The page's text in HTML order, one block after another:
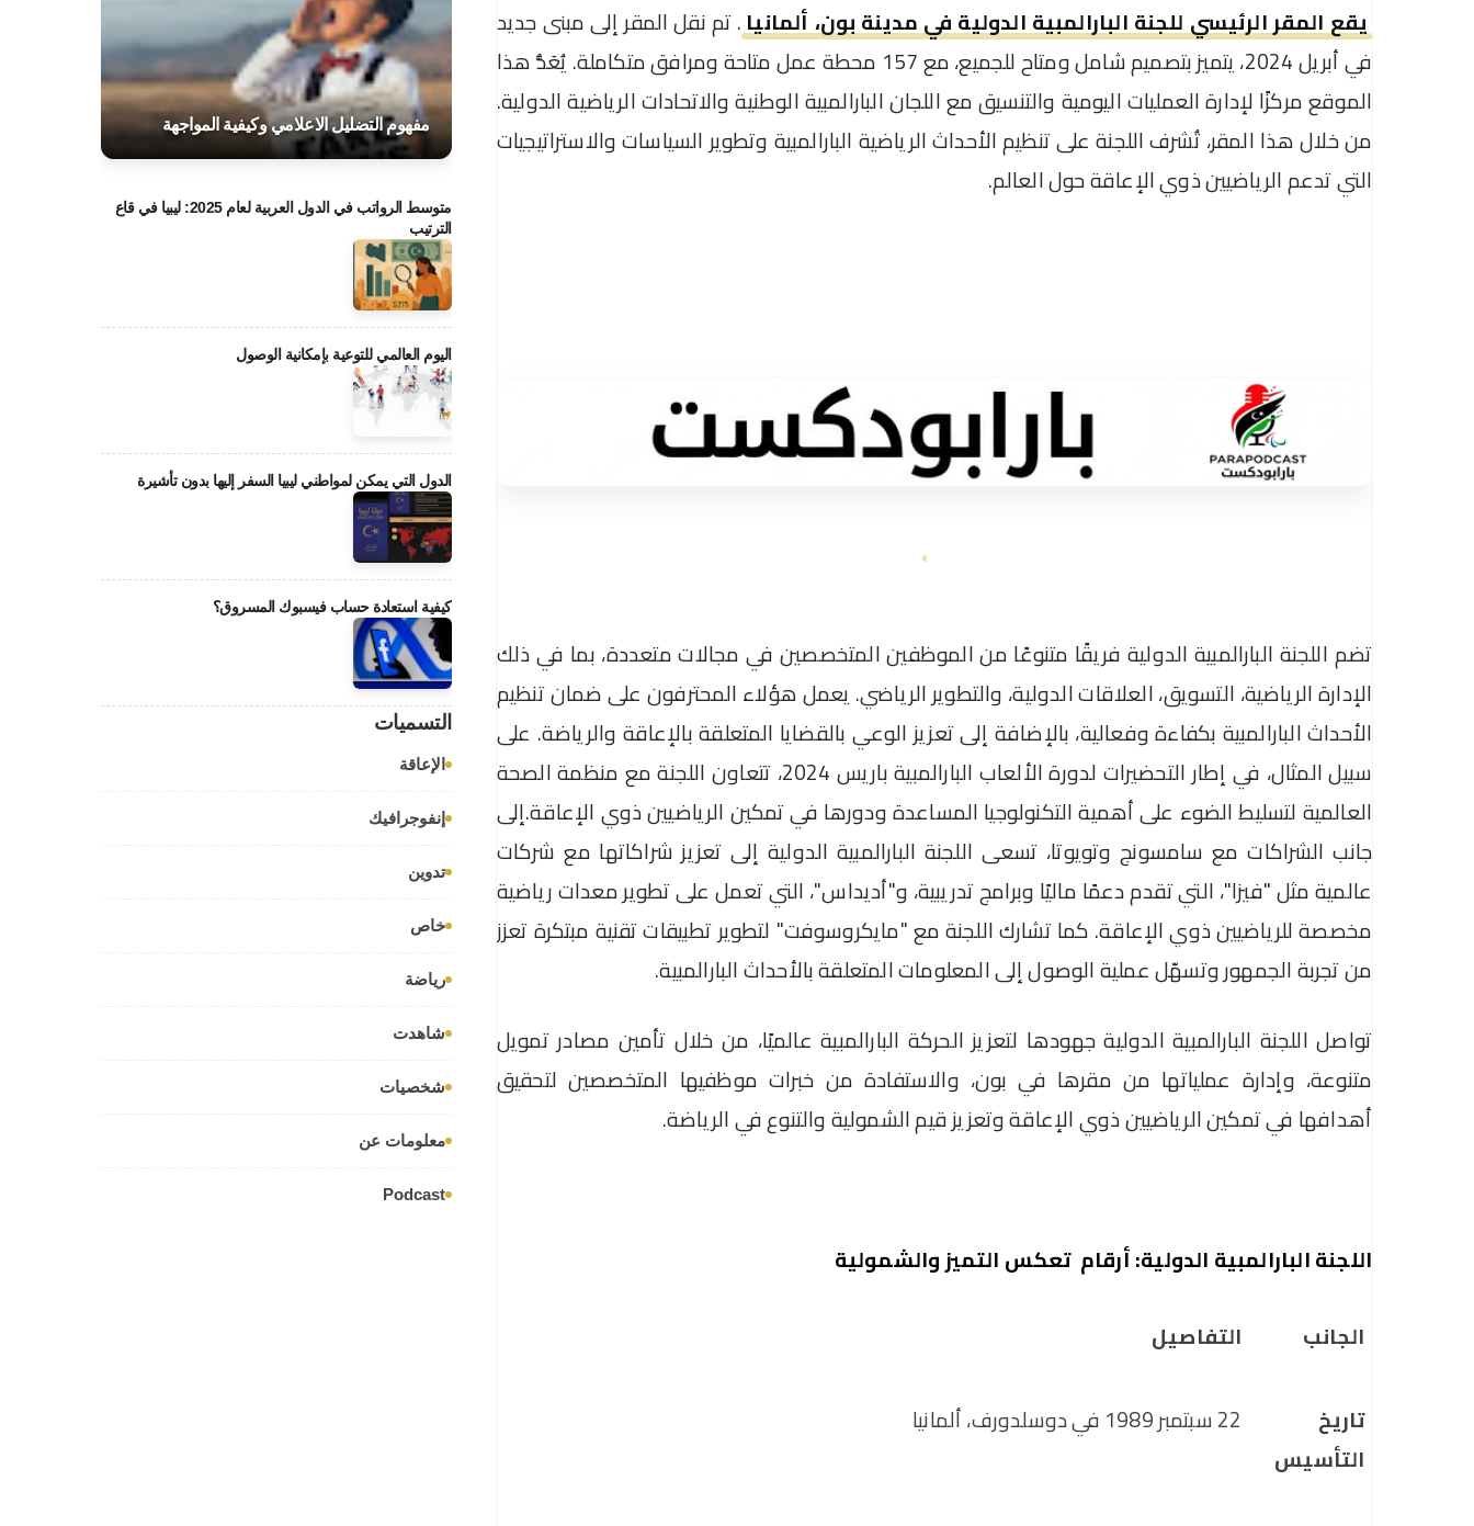
يقع المقر الرئيسي للجنة البارالمبية الدولية في مدينة بون، ألمانيا. تم نقل المقر إلى مبنى جديد
في أبريل 2024، يتميز بتصميم شامل ومتاح للجميع، مع 157 محطة عمل متاحة ومرافق متكاملة. يُعَدُّ هذا
الموقع مركزًا لإدارة العمليات اليومية والتنسيق مع اللجان البارالمبية الوطنية والاتحادات الرياضية الدولية.
من خلال هذا المقر، تُشرف اللجنة على تنظيم الأحداث الرياضية البارالمبية وتطوير السياسات والاستراتيجيات
التي تدعم الرياضيين ذوي الإعاقة حول العالم.
تضم اللجنة البارالمبية الدولية فريقًا متنوعًا من الموظفين المتخصصين في مجالات متعددة، بما في ذلك
الإدارة الرياضية، التسويق، العلاقات الدولية، والتطوير الرياضي. يعمل هؤلاء المحترفون على ضمان تنظيم
الأحداث البارالمبية بكفاءة وفعالية، بالإضافة إلى تعزيز الوعي بالقضايا المتعلقة بالإعاقة والرياضة. على
سبيل المثال، في إطار التحضيرات لدورة الألعاب البارالمبية باريس 2024، تتعاون اللجنة مع منظمة الصحة
العالمية لتسليط الضوء على أهمية التكنولوجيا المساعدة ودورها في تمكين الرياضيين ذوي الإعاقة.إلى
جانب الشراكات مع سامسونج وتويوتا، تسعى اللجنة البارالمبية الدولية إلى تعزيز شراكاتها مع شركات
عالمية مثل "فيزا"، التي تقدم دعمًا ماليًا وبرامج تدريبية، و"أديداس"، التي تعمل على تطوير معدات رياضية
مخصصة للرياضيين ذوي الإعاقة. كما تشارك اللجنة مع "مايكروسوفت" لتطوير تطبيقات تقنية مبتكرة تعزز
من تجربة الجمهور وتسهّل عملية الوصول إلى المعلومات المتعلقة بالأحداث البارالمبية.
تواصل اللجنة البارالمبية الدولية جهودها لتعزيز الحركة البارالمبية عالميًا، من خلال تأمين مصادر تمويل
متنوعة، وإدارة عملياتها من مقرها في بون، والاستفادة من خبرات موظفيها المتخصصين لتحقيق
أهدافها في تمكين الرياضيين ذوي الإعاقة وتعزيز قيم الشمولية والتنوع في الرياضة.
اللجنة البارالمبية الدولية: أرقام تعكس التميز والشمولية
الجانب
التفاصيل
التأسيس
22 سبتمبر 1989 في دوسلدورف، ألمانيا
مفهوم التضليل الاعلامي وكيفية المواجهة
متوسط الرواتب في الدول العربية لعام 2025: ليبيا في قاع
الترتيب
اليوم العالمي للتوعية بإمكانية الوصول
الدول التي يمكن لمواطني ليبيا السفر إليها بدون تأشيرة
كيفية استعادة حساب فيسبوك المسروق؟
التسميات
الإعاقة
إنفوجرافيك
تدوين
خاص
رياضة
شاهدت
شخصيات
معلومات عن
Podcast